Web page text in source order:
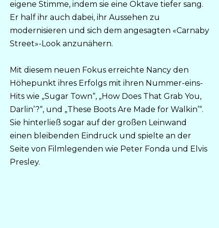
eigene Stimme, indem sie eine Oktave tiefer sang.
Er half ihr auch dabei, ihr Aussehen zu
modernisieren und sich dem angesagten «Carnaby
Street»-Look anzunähern.
Mit diesem neuen Fokus erreichte Nancy den
Höhepunkt ihres Erfolgs mit ihren Nummer-eins-
Hits wie „Sugar Town“, „How Does That Grab You,
Darlin’?“, und „These Boots Are Made for Walkin’“.
Sie hinterließ sogar auf der großen Leinwand
einen bleibenden Eindruck und spielte an der
Seite von Filmlegenden wie Peter Fonda und Elvis
Presley.